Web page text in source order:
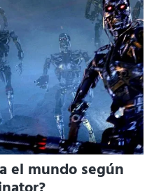
el mundo según